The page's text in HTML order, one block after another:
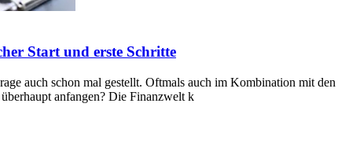
Start und erste Schritte
auch schon mal gestellt. Oftmals auch im Kombination mit
anfangen? Die Finanzwelt k